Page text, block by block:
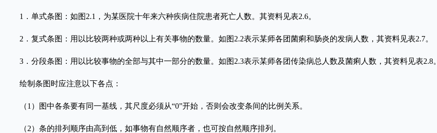
1．单式条图：如图2.1，为某医院十年来六种疾病住院患者死亡人数。其资料见表2.6。
2．复式条图：用以比较两种或两种以上有关事物的数量。如图2.2表示某师各团菌痢和肠炎的发病人数，其资料见表2.7。
3．分段条图：用以比较事物的全部与其中一部分的数量。如图2.3表示某师各团传染病总人数及菌痢人数，其资料见表2.8
绘制条图时应注意以下各点：
（1）图中各条要有同一基线，其尺度必须从“0”开始，否则会改变条间的比例关系。
（2）条的排列顺序由高到低，如事物有自然顺序者，也可按自然顺序排列。